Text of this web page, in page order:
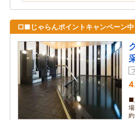
□■じゃらんポイントキャンペーン
■